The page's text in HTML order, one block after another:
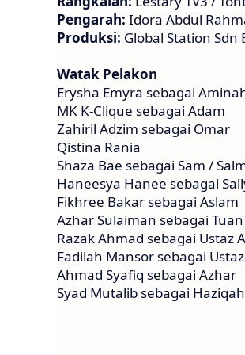
Pengarah: Idora Abdul
Produksi: Global Station Sdn
Watak Pelakon
Erysha Emyra sebagai
MK K-Clique sebagai Adam
Zahiril Adzim sebagai Omar
Qistina Rania
Shaza Bae sebagai Sam /
Haneesya Hanee sebagai
Fikhree Bakar sebagai Aslam
Azhar Sulaiman sebagai
Razak Ahmad sebagai Ustaz
Fadilah Mansor sebagai
Ahmad Syafiq sebagai Azhar
Syad Mutalib sebagai Haziqah